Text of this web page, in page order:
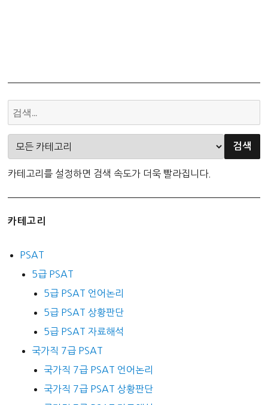
카테고리를 설정하면 검색 속도가 더욱 빨라집니다.
카테고리
PSAT
5급 PSAT
5급 PSAT 언어논리
5급 PSAT 상황판단
5급 PSAT 자료해석
국가직 7급 PSAT
국가직 7급 PSAT 언어논리
국가직 7급 PSAT 상황판단